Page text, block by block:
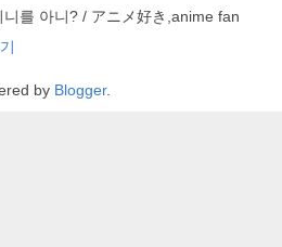
를 아니? / アニメ好き,anime fan
by Blogger.